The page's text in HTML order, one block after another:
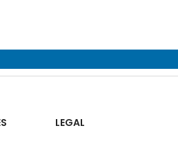
LEGAL